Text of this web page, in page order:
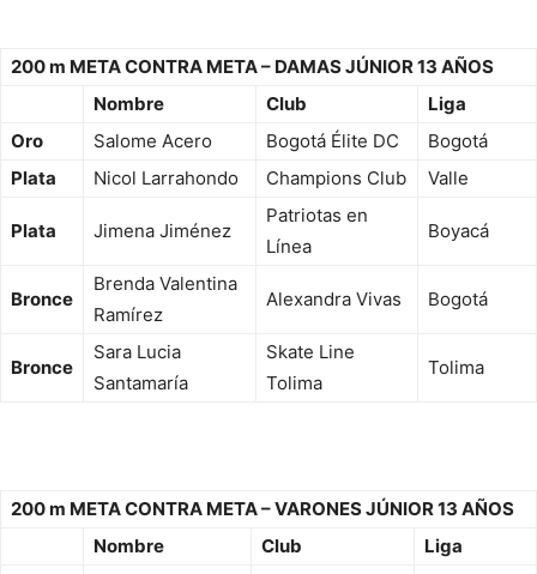
200 m META CONTRA META – DAMAS JÚNIOR 13 AÑOS
Nombre
Club
Liga
Oro
Salome Acero Bogotá Élite DC
Bogotá
Plata
Nicol Larrahondo Champions Club Valle
Plata Jimena Jiménez
Patriotas en
Línea
Boyacá
Bronce
Brenda Valentina
Ramírez
Alexandra Vivas Bogotá
Bronce
Sara Lucia
Santamaría
Skate Line
Tolima
Tolima
200 m META CONTRA META – VARONES JÚNIOR 13 AÑOS
Nombre
Club
Liga